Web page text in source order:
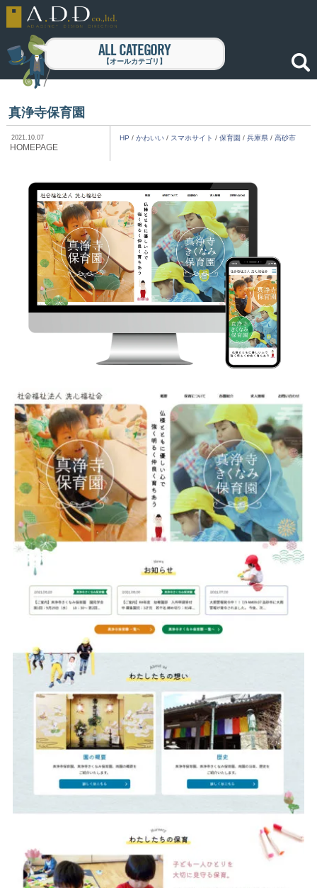
ALL CATEGORY
【オールカテゴリ】
真浄寺保育園
2021.10.07
HOMEPAGE
HP / かわいい/ スマホサイト / 保育園 / 兵庫県/ 高砂市